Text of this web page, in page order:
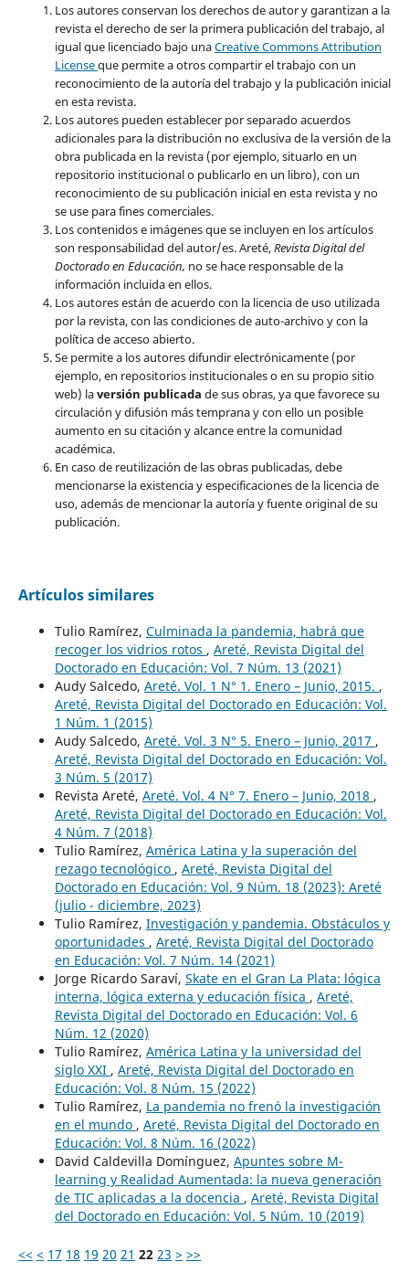
Los autores conservan los derechos de autor y garantizan a la
revista el derecho de ser la primera publicación del trabajo, al
igual que licenciado bajo unaCreative Commons Attribution
Licenseque permite a otros compartir el trabajo con un
reconocimiento de la autoría del trabajo y la publicación inicial
en esta revista.
Los autores pueden establecer por separado acuerdos
adicionales para la distribución no exclusiva de la versión de la
obra publicada en la revista (por ejemplo, situarlo en un
repositorio institucional o publicarlo en un libro), con un
reconocimiento de su publicación inicial en esta revista y no
se use para fines comerciales.
Los contenidos e imágenes que se incluyen en los artículos
son responsabilidad del autor/es. Areté,Revista Digital del
Doctorado en Educación, no se hace responsable de la
información incluida en ellos.
Los autores están de acuerdo con la licencia de uso utilizada
por la revista, con las condiciones de auto-archivo y con la
política de acceso abierto.
Se permite a los autores difundir electrónicamente (por
ejemplo, en repositorios institucionales o en su propio sitio
web) laversión publicada de sus obras, ya que favorece su
circulación y difusión más temprana y con ello un posible
aumento en su citación y alcance entre la comunidad
académica.
En caso de reutilización de las obras publicadas, debe
mencionarse la existencia y especificaciones de la licencia de
uso, además de mencionar la autoría y fuente original de su
publicación.
Artículos similares
Tulio Ramírez, Culminada la pandemia, habrá que
recoger los vidrios rotos , Areté, Revista Digital del
Doctorado en Educación: Vol. 7 Núm. 13 (2021)
Audy Salcedo, Areté. Vol. 1 N° 1. Enero – Junio, 2015. ,
Areté, Revista Digital del Doctorado en Educación: Vol.
1 Núm. 1 (2015)
Audy Salcedo, Areté. Vol. 3 N° 5. Enero – Junio, 2017 ,
Areté, Revista Digital del Doctorado en Educación: Vol.
3 Núm. 5 (2017)
Revista Areté, Areté. Vol. 4 N° 7. Enero – Junio, 2018 ,
Areté, Revista Digital del Doctorado en Educación: Vol.
4 Núm. 7 (2018)
Tulio Ramírez, América Latina y la superación del
rezago tecnológico , Areté, Revista Digital del
Doctorado en Educación: Vol. 9 Núm. 18 (2023): Areté
(julio - diciembre, 2023)
Tulio Ramírez, Investigación y pandemia. Obstáculos y
oportunidades , Areté, Revista Digital del Doctorado
en Educación: Vol. 7 Núm. 14 (2021)
Jorge Ricardo Saraví, Skate en el Gran La Plata: lógica
interna, lógica externa y educación física , Areté,
Revista Digital del Doctorado en Educación: Vol. 6
Núm. 12 (2020)
Tulio Ramírez, América Latina y la universidad del
siglo XXI , Areté, Revista Digital del Doctorado en
Educación: Vol. 8 Núm. 15 (2022)
Tulio Ramírez, La pandemia no frenó la investigación
en el mundo , Areté, Revista Digital del Doctorado en
Educación: Vol. 8 Núm. 16 (2022)
David Caldevilla Domínguez, Apuntes sobre M-
learning y Realidad Aumentada: la nueva generación
de TIC aplicadas a la docencia , Areté, Revista Digital
del Doctorado en Educación: Vol. 5 Núm. 10 (2019)
<< < 17 18 19 20 21 22 23 > >>